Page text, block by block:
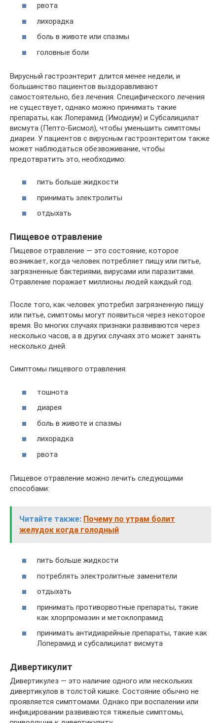
рвота
лихорадка
боль в животе или спазмы
головные боли
Вирусный гастроэнтерит длится менее недели, и
большинство пациентов выздоравливают
самостоятельно, без лечения. Специфического лечения
не существует, однако можно принимать такие
препараты, как Лоперамид (Имодиум) и Субсалицилат
висмута (Пепто-Бисмол), чтобы уменьшить симптомы
диареи. У пациентов с вирусным гастроэнтеритом также
может наблюдаться обезвоживание, чтобы
предотвратить это, необходимо:
пить больше жидкости
принимать электролиты
отдыхать
Пищевое отравление
Пищевое отравление — это состояние, которое
возникает, когда человек потребляет пищу или питье,
загрязненные бактериями, вирусами или паразитами.
Отравление поражает миллионы людей каждый год.
После того, как человек употребил загрязненную пищу
или питье, симптомы могут появиться через некоторое
время. Во многих случаях признаки развиваются через
несколько часов, а в других случаях это может занять
несколько дней.
Симптомы пищевого отравления:
тошнота
диарея
боль в животе и спазмы
лихорадка
рвота
Пищевое отравление можно лечить следующими
способами:
Читайте также: Почему по утрам болит
желудок когда голодный
пить больше жидкости
потреблять электролитные заменители
отдыхать
принимать противорвотные препараты, такие
как хлорпромазин и метоклопрамид
принимать антидиарейные препараты, такие как
Лоперамид и субсалицилат висмута
Дивертикулит
Дивертикулез — это наличие одного или нескольких
дивертикулов в толстой кишке. Состояние обычно не
проявляется симптомами. Однако при воспалении или
инфицировании развиваются тяжелые симптомы,